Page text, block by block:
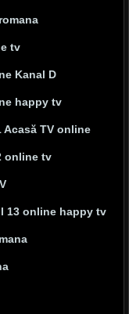
tv
Kanal D
happy tv
TV online
online tv
13 online happy tv